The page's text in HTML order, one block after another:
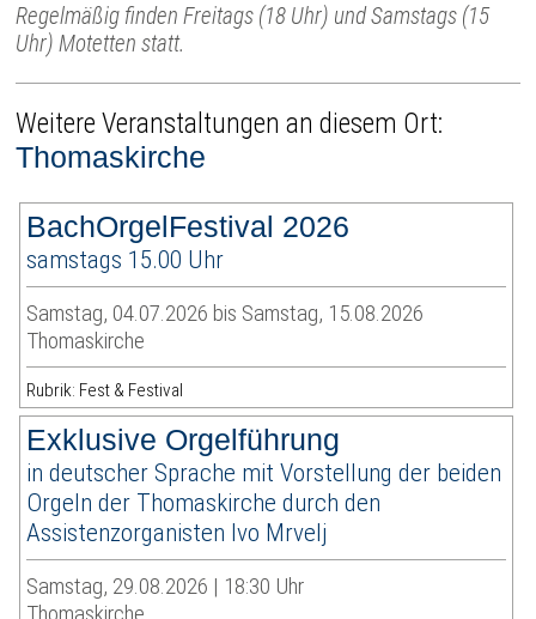
Regelmäßig finden Freitags (18 Uhr) und Samstags (15
Uhr) Motetten statt.
Weitere Veranstaltungen an diesem Ort:
Thomaskirche
BachOrgelFestival 2026
samstags 15.00 Uhr
Samstag, 04.07.2026 bis Samstag, 15.08.2026
Thomaskirche
Rubrik: Fest & Festival
Exklusive Orgelführung
in deutscher Sprache mit Vorstellung der beiden
Orgeln der Thomaskirche durch den
Assistenzorganisten Ivo Mrvelj
Samstag, 29.08.2026 | 18:30 Uhr